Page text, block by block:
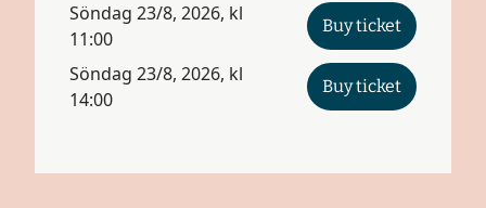
Söndag 23/8, 2026, kl
11:00
Buy ticket
Söndag 23/8, 2026, kl
14:00
Buy ticket